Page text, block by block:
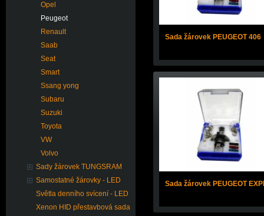
Opel
Peugeot
Renault
Saab
Seat
Smart
Ssang yong
Subaru
Suzuki
Toyota
VW
Volvo
Sady žárovek TUNGSRAM
Samostatné žárovky - LED
Světla denního svícení - LED
Xenon HID přestavbová sada
Sada žárovek PEUGEOT 406
Sada žárovek PEUGEOT